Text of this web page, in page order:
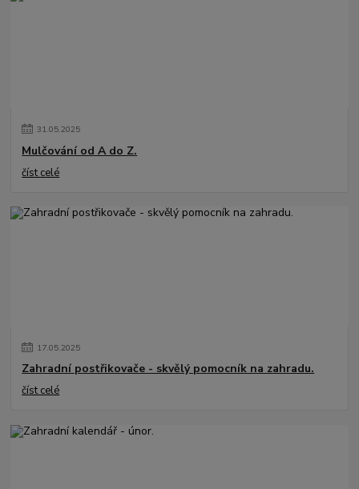
31.05.2025
Mulčování od A do Z.
číst celé
17.05.2025
Zahradní postřikovače - skvělý pomocník na zahradu.
číst celé